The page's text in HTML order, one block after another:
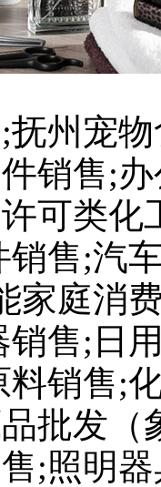
州宠
销售;
可类
售;汽
家庭消
售;日
销售;
批发（
;照明